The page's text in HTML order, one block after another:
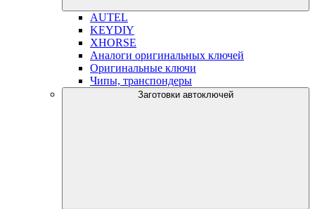
AUTEL
KEYDIY
XHORSE
Аналоги оригинальных ключей
Оригинальные ключи
Чипы, транспондеры
Заготовки автоключей